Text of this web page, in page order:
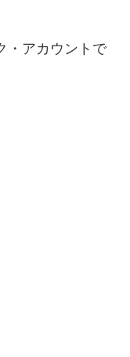
・アカウントで